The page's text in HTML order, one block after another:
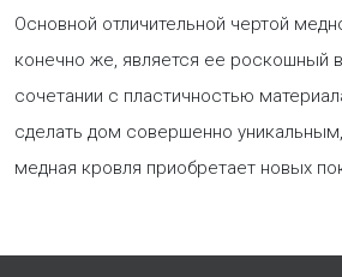
Основной отличительной чертой
конечно же, является ее роскошный
сочетании с пластичностью
сделать дом совершенно
медная кровля приобретает новых